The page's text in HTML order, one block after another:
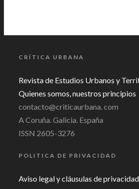
CRÍTICA URBANA
Revista de Estudios Urbanos y
Quienes somos, nuestros principios
contacto@criticaurbana. com
A Coruña. Galicia. España
ISSN 2605-3276
POLITICA DE PRIVACIDAD
Aviso legal y cláusulas de privacidad